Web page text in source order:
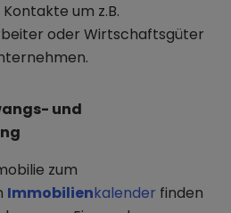
um z.B.
oder Wirtschaftsgüter
und
zum
Immobilienkalender finden